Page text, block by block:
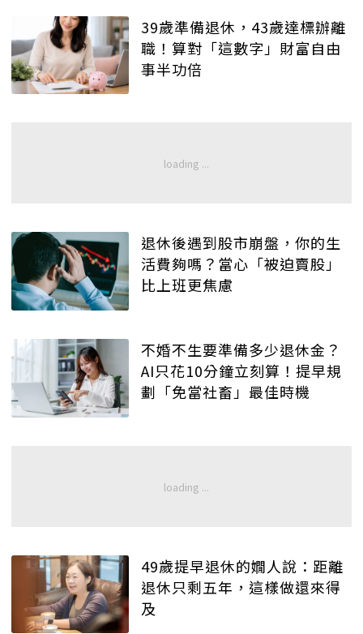
39歲準備退休，43歲達標辦離
職！算對「這數字」財富自由
事半功倍
退休後遇到股市崩盤，你的生
活費夠嗎？當心「被迫賣股」
比上班更焦慮
不婚不生要準備多少退休金？
AI只花10分鐘立刻算！提早規
劃「免當社畜」最佳時機
49歲提早退休的嫺人說：距離
退休只剩五年，這樣做還來得
及